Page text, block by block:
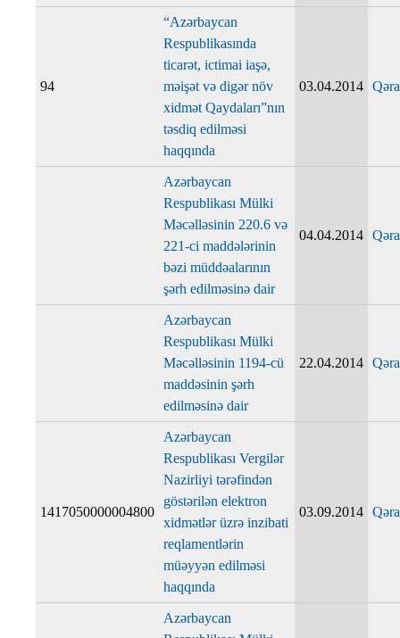
94
“Azərbaycan
Respublikasında
ticarət, ictimai iaşə,
məişət və digər növ
xidmət Qaydaları”nın
təsdiq edilməsi
haqqında
03.04.2014
Azərbaycan
Respublikası Mülki
Məcəlləsinin 220.6 və
221-ci maddələrinin
bəzi müddəalarının
şərh edilməsinə dair
04.04.2014
Azərbaycan
Respublikası Mülki
Məcəlləsinin 1194-cü
maddəsinin şərh
edilməsinə dair
22.04.2014
1417050000004800
Azərbaycan
Respublikası Vergilər
Nazirliyi tərəfindən
göstərilən elektron
xidmətlər üzrə inzibati
reqlamentlərin
müəyyən edilməsi
haqqında
03.09.2014
Azərbaycan